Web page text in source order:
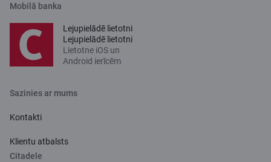
Mobilā banka
Lejupielādē lietotni
Lejupielādē lietotni
Lietotne iOS un
Android ierīcēm
Sazinies ar mums
Kontakti
Klientu atbalsts
Citadele